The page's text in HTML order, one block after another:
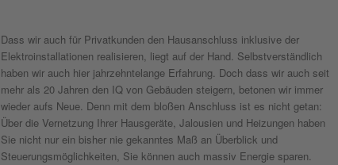
Dass wir auch für Privatkunden den Hausanschluss inklusive der
Elektroinstallationen realisieren, liegt auf der Hand. Selbstverständlich
haben wir auch hier jahrzehntelange Erfahrung. Doch dass wir auch seit
mehr als 20 Jahren den IQ von Gebäuden steigern, betonen wir immer
wieder aufs Neue. Denn mit dem bloßen Anschluss ist es nicht getan:
Über die Vernetzung Ihrer Hausgeräte, Jalousien und Heizungen haben
Sie nicht nur ein bisher nie gekanntes Maß an Überblick und
Steuerungsmöglichkeiten, Sie können auch massiv Energie sparen.